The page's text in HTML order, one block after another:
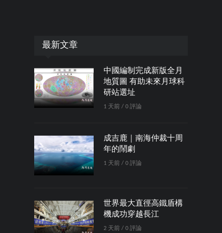
最新文章
中國編制完成新版全月
地質圖 有助未來月球科
研站選址
1 天前 / 0 評論
成吉鹿｜南海仲裁十周
年的鬧劇
1 天前 / 0 評論
世界最大直徑高鐵盾構
機成功穿越長江
2 天前 / 0 評論